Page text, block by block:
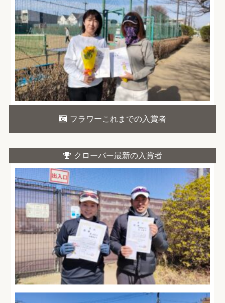
フラワーこれまでの入賞者
クローバー最新の入賞者